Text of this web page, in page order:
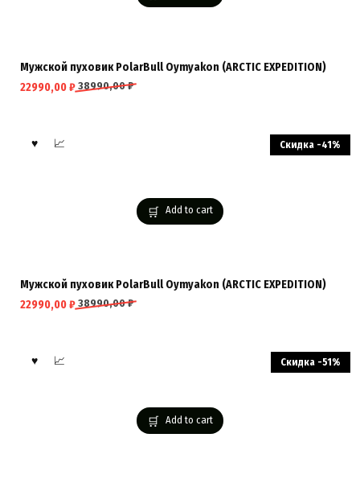
Мужской пуховик PolarBull Oymyakon (ARCTIC EXPEDITION)
38990,00₽
22990,00₽
Add to cart
Скидка -41%
Мужской пуховик PolarBull Oymyakon (ARCTIC EXPEDITION)
38990,00₽
22990,00₽
Add to cart
Скидка -51%